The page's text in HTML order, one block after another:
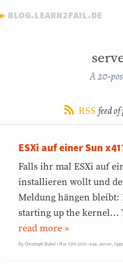
blog.learn2fail.de
A 20-
RSS feed
ESXi auf einer Sun
Falls ihr mal ESXi auf
installieren wollt und
Meldung hängen bleibt:
starting up the kernel…
»
ByChristoph Bubel Mar 13th 2019 •esxi,server,tipps